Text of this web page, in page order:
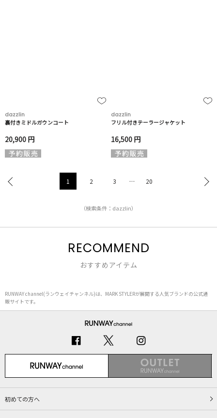
dazzlin
裏付きミドルガウンコート
20,900 円
dazzlin
フリル付きテーラージャケット
16,500 円
1 2 3 … 20
（検索条件：dazzlin）
RECOMMEND
おすすめアイテム
RUNWAY channel(ランウェイチャンネル)は、MARK STYLERが展開する人気ブランドの公式通
販サイトです。
初めての方へ